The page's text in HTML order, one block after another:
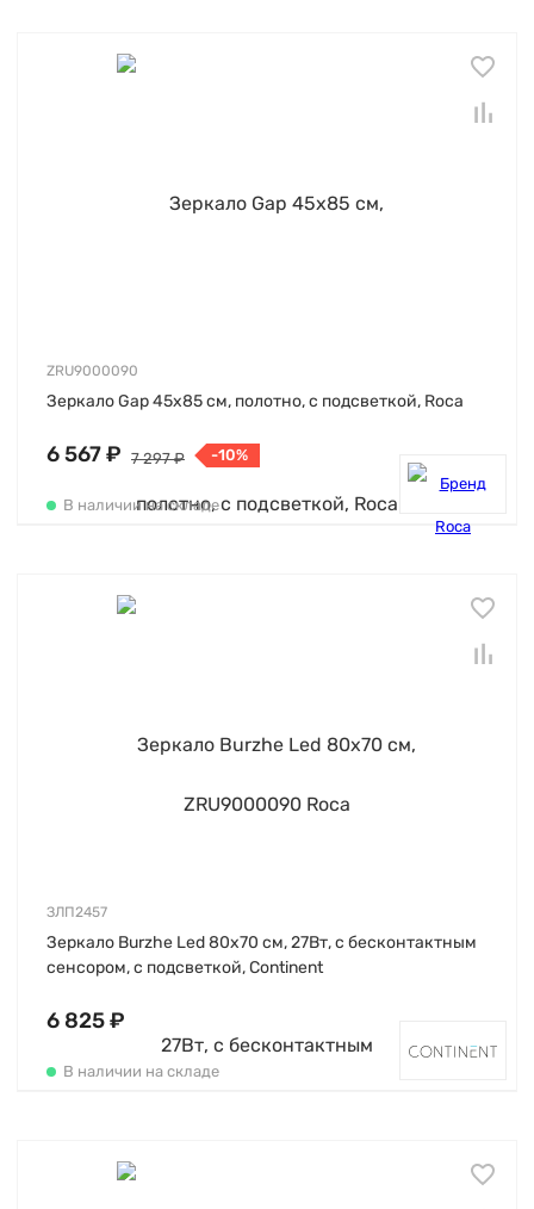
ZRU9000090
Зеркало Gap 45х85 см, полотно, с подсветкой, Roca
6 567 ₽ 7 297 ₽ -10%
В наличии на складе
ЗЛП2457
Зеркало Burzhe Led 80х70 см, 27Вт, с бесконтактным
сенсором, с подсветкой, Continent
6 825 ₽
В наличии на складе